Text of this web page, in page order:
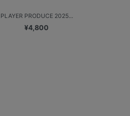
PLAYER PRODUCE 2025...
¥4,800